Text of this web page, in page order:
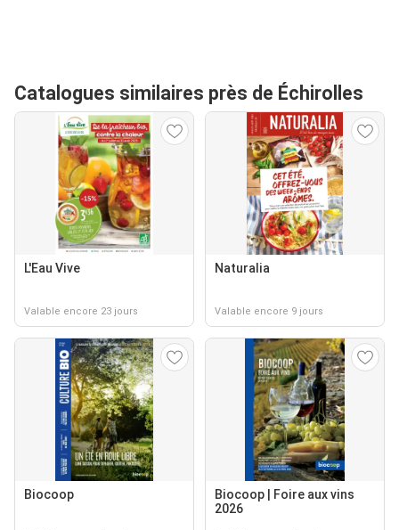
Catalogues similaires près de Échirolles
L'Eau Vive
Valable encore 23 jours
Naturalia
Valable encore 9 jours
Biocoop
Biocoop | Foire aux vins
2026